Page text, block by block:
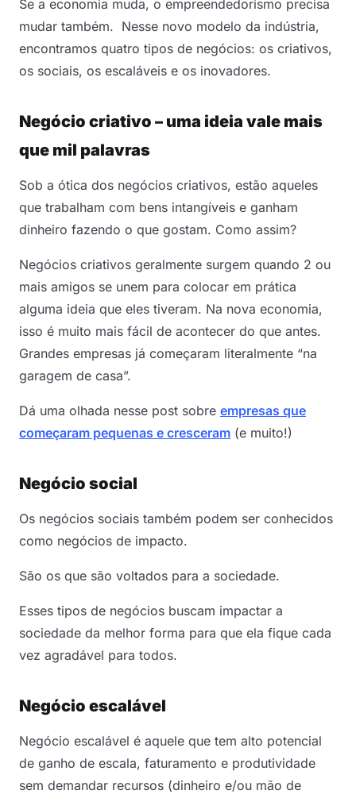
Se a economia muda, o empreendedorismo precisa
mudar também. Nesse novo modelo da indústria,
encontramos quatro tipos de negócios: os criativos,
os sociais, os escaláveis e os inovadores.
Negócio criativo – uma ideia vale mais
que mil palavras
Sob a ótica dos negócios criativos, estão aqueles
que trabalham com bens intangíveis e ganham
dinheiro fazendo o que gostam. Como assim?
Negócios criativos geralmente surgem quando 2 ou
mais amigos se unem para colocar em prática
alguma ideia que eles tiveram. Na nova economia,
isso é muito mais fácil de acontecer do que antes.
Grandes empresas já começaram literalmente “na
garagem de casa”.
Dá uma olhada nesse post sobre empresas que
começaram pequenas e cresceram (e muito!)
Negócio social
Os negócios sociais também podem ser conhecidos
como negócios de impacto.
São os que são voltados para a sociedade.
Esses tipos de negócios buscam impactar a
sociedade da melhor forma para que ela fique cada
vez agradável para todos.
Negócio escalável
Negócio escalável é aquele que tem alto potencial
de ganho de escala, faturamento e produtividade
sem demandar recursos (dinheiro e/ou mão de